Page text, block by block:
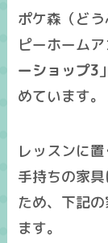
ポケ森（ど
ピーホーム
ーショップ3
めています。
レッスンに
手持ちの家
ため、下記
ます。